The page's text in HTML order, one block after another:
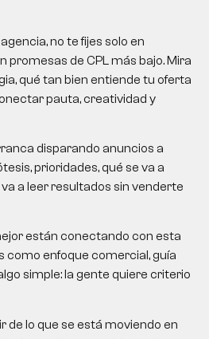
no te fijes solo en
promesas de CPL más bajo. Mira
qué tan bien entiende tu oferta
pauta, creatividad y
disparando anuncios a
prioridades, qué se va a
a leer resultados sin venderte
están conectando con esta
como enfoque comercial, guía
simple: la gente quiere criterio
de lo que se está moviendo en